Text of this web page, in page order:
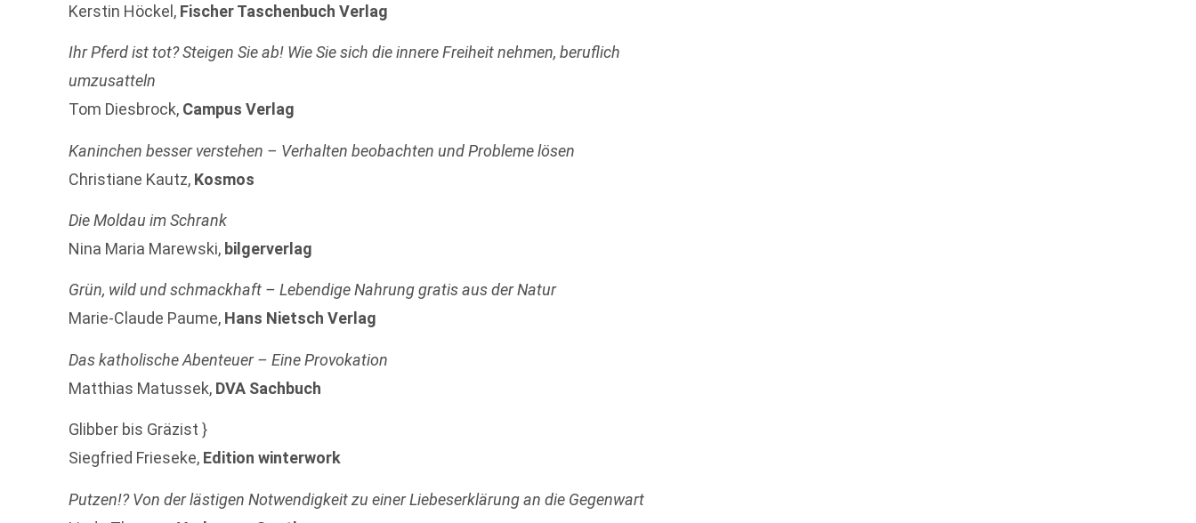
Kerstin Höckel, Fischer Taschenbuch Verlag
Ihr Pferd ist tot? Steigen Sie ab! Wie Sie sich die innere Freiheit nehmen, beruflich
umzusatteln
Tom Diesbrock, Campus Verlag
Kaninchen besser verstehen – Verhalten beobachten und Probleme lösen
Christiane Kautz, Kosmos
Die Moldau im Schrank
Nina Maria Marewski, bilgerverlag
Grün, wild und schmackhaft – Lebendige Nahrung gratis aus der Natur
Marie-Claude Paume, Hans Nietsch Verlag
Das katholische Abenteuer – Eine Provokation
Matthias Matussek, DVA Sachbuch
Glibber bis Gräzist }
Siegfried Frieseke, Edition winterwork
Putzen!? Von der lästigen Notwendigkeit zu einer Liebeserklärung an die Gegenwart